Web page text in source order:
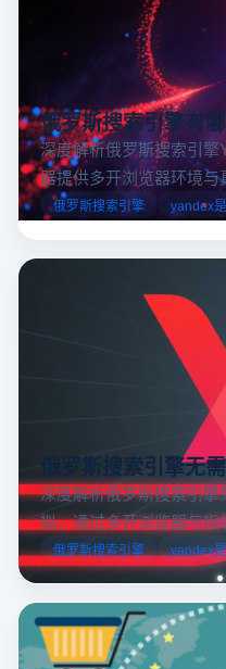
俄罗斯搜索引擎有
深度解析俄罗斯搜索引擎
器提供多开浏览器环境
据，助力跨境电商精准决
俄罗斯搜索引擎 yandex
俄罗斯搜索引擎无
深度解析俄罗斯搜索引
拟，通过多开浏览器与
跨境电商本土化运营。
俄罗斯搜索引擎 yandex